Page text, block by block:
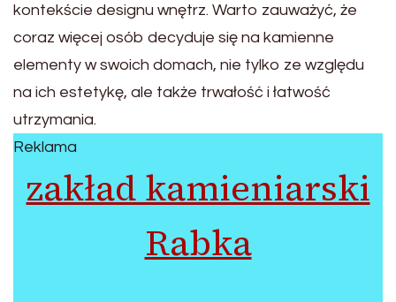
kontekście designu wnętrz. Warto zauważyć, że
coraz więcej osób decyduje się na kamienne
elementy w swoich domach, nie tylko ze względu
na ich estetykę, ale także trwałość i łatwość
utrzymania.
Reklama
zakład kamieniarski
Rabka